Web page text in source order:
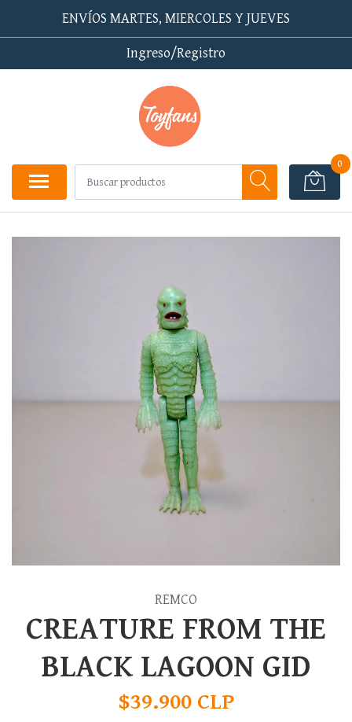
ENVÍOS MARTES, MIERCOLES Y JUEVES
Ingreso/Registro
0
REMCO
CREATURE FROM THE
BLACK LAGOON GID
$39.900 CLP